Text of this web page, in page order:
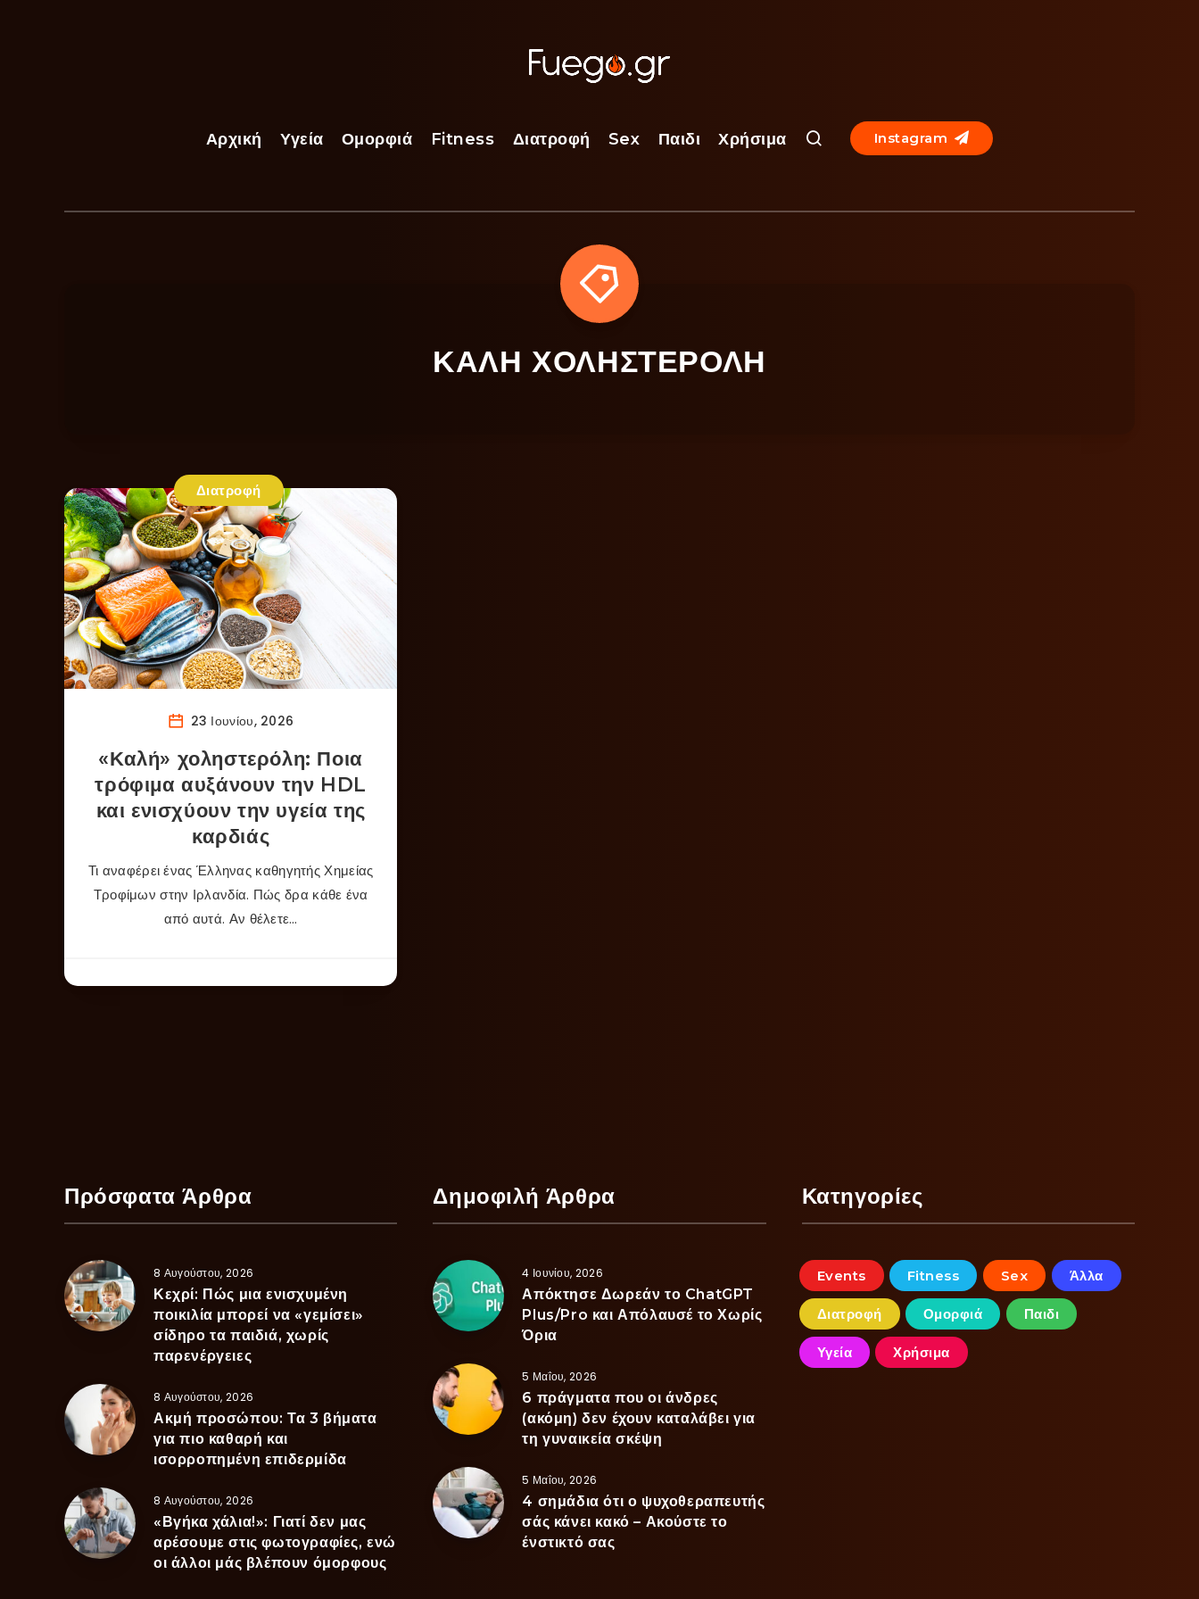
Αρχική Υγεία Ομορφιά Fitness Διατροφή Sex Παιδι Χρήσιμα Instagram
ΚΑΛΗ ΧΟΛΗΣΤΕΡΟΛΗ
Διατροφή
23 Ιουνίου, 2026
«Καλή» χοληστερόλη: Ποια
τρόφιμα αυξάνουν την HDL
και ενισχύουν την υγεία της
καρδιάς
Τι αναφέρει ένας Έλληνας καθηγητής Χημείας
Τροφίμων στην Ιρλανδία. Πώς δρα κάθε ένα
από αυτά. Αν θέλετε…
Πρόσφατα Άρθρα
8 Αυγούστου, 2026
Κεχρί: Πώς μια ενισχυμένη
ποικιλία μπορεί να «γεμίσει»
σίδηρο τα παιδιά, χωρίς
παρενέργειες
8 Αυγούστου, 2026
Ακμή προσώπου: Τα 3 βήματα
για πιο καθαρή και
ισορροπημένη επιδερμίδα
8 Αυγούστου, 2026
«Βγήκα χάλια!»: Γιατί δεν μας
αρέσουμε στις φωτογραφίες, ενώ
οι άλλοι μάς βλέπουν όμορφους
Δημοφιλή Άρθρα
4 Ιουνίου, 2026
Απόκτησε Δωρεάν το ChatGPT
Plus/Pro και Απόλαυσέ το Χωρίς
Όρια
5 Μαΐου, 2026
6 πράγματα που οι άνδρες
(ακόμη) δεν έχουν καταλάβει για
τη γυναικεία σκέψη
5 Μαΐου, 2026
4 σημάδια ότι ο ψυχοθεραπευτής
σάς κάνει κακό – Ακούστε το
ένστικτό σας
Κατηγορίες
Events Fitness Sex Άλλα
Διατροφή Ομορφιά Παιδι
Υγεία Χρήσιμα